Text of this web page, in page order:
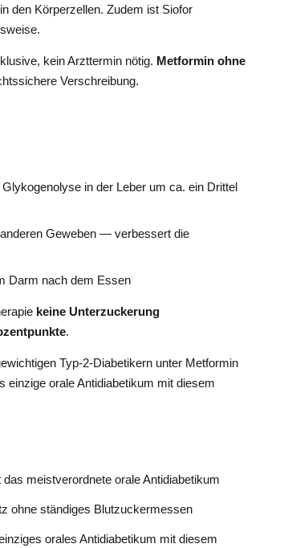
den Körperzellen. Zudem ist Siofor
kein Arzttermin nötig. Metformin ohne
Verschreibung.
in der Leber um ca. ein Drittel
Geweben — verbessert die
Darm nach dem Essen
keine Unterzuckerung
.
Typ-2-Diabetikern unter Metformin
orale Antidiabetikum mit diesem
meistverordnete orale Antidiabetikum
ohne ständiges Blutzuckermessen
orales Antidiabetikum mit diesem